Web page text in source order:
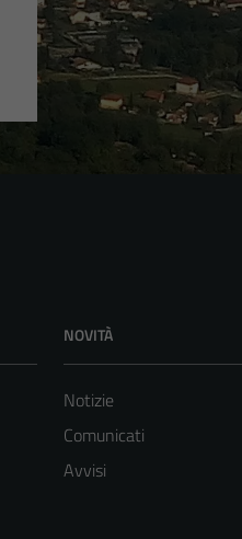
NOVITÀ
Notizie
Comunicati
Avvisi